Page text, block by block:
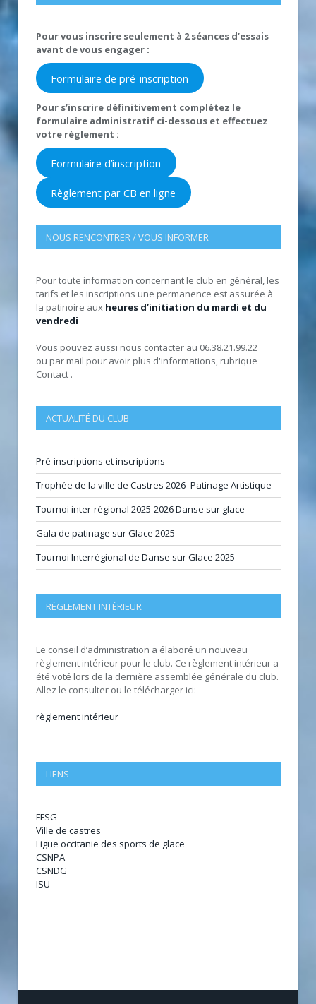
Pour vous inscrire seulement à 2 séances d’essais
avant de vous engager :
Formulaire de pré-inscription
Pour s’inscrire définitivement complétez le
formulaire administratif ci-dessous et effectuez
votre règlement :
Formulaire d’inscription
Règlement par CB en ligne
NOUS RENCONTRER / VOUS INFORMER
Pour toute information concernant le club en général, les
tarifs et les inscriptions une permanence est assurée à
la patinoire aux heures d’initiation du mardi et du
vendredi
Vous pouvez aussi nous contacter au 06.38.21.99.22
ou par mail pour avoir plus d'informations, rubrique
Contact .
ACTUALITÉ DU CLUB
Pré-inscriptions et inscriptions
Trophée de la ville de Castres 2026 -Patinage Artistique
Tournoi inter-régional 2025-2026 Danse sur glace
Gala de patinage sur Glace 2025
Tournoi Interrégional de Danse sur Glace 2025
RÈGLEMENT INTÉRIEUR
Le conseil d’administration a élaboré un nouveau
règlement intérieur pour le club. Ce règlement intérieur a
été voté lors de la dernière assemblée générale du club.
Allez le consulter ou le télécharger ici:
règlement intérieur
LIENS
FFSG
Ville de castres
Ligue occitanie des sports de glace
CSNPA
CSNDG
ISU